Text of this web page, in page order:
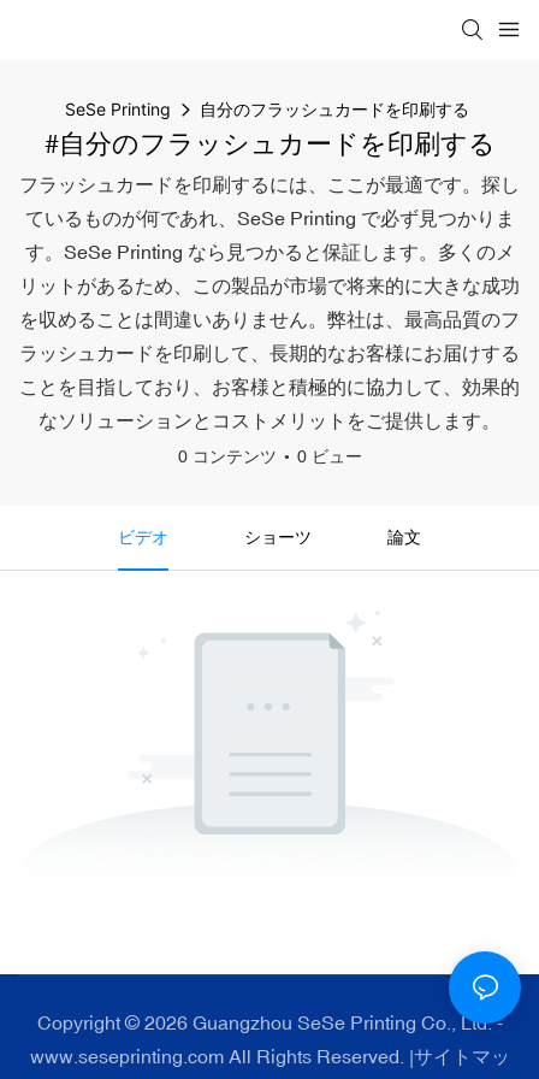
SeSe Printing 自分のフラッシュカードを印刷する
#自分のフラッシュカードを印刷する
フラッシュカードを印刷するには、ここが最適です。探し
ているものが何であれ、SeSe Printing で必ず見つかりま
す。SeSe Printing なら見つかると保証します。多くのメ
リットがあるため、この製品が市場で将来的に大きな成功
を収めることは間違いありません。弊社は、最高品質のフ
ラッシュカードを印刷して、長期的なお客様にお届けする
ことを目指しており、お客様と積極的に協力して、効果的
なソリューションとコストメリットをご提供します。
0 コンテンツ 0 ビュー
ビデオ ショーツ 論文
Copyright © 2026 Guangzhou SeSe Printing Co., Ltd. -
www.seseprinting.com All Rights Reserved. |サイトマッ